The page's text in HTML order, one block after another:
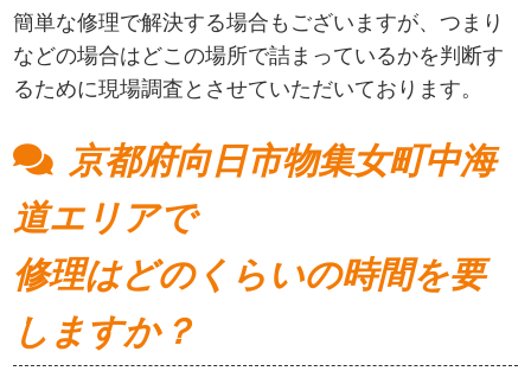
簡単な修理で解決する場合もございますが、つまり
などの場合はどこの場所で詰まっているかを判断す
るために現場調査とさせていただいております。
京都府向日市物集女町中海
道エリアで
修理はどのくらいの時間を要
しますか？